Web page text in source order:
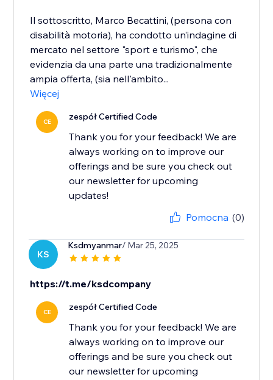
Il sottoscritto, Marco Becattini, (persona con
disabilità motoria), ha condotto un’indagine di
mercato nel settore "sport e turismo", che
evidenzia da una parte una tradizionalmente
ampia offerta, (sia nell'ambito...
Więcej
CE zespół Certified Code
Thank you for your feedback! We are
always working on to improve our
offerings and be sure you check out
our newsletter for upcoming
updates!
Pomocna (0)
KS
Ksdmyanmar/ Mar 25, 2025
https://t.me/ksdcompany
CE zespół Certified Code
Thank you for your feedback! We are
always working on to improve our
offerings and be sure you check out
our newsletter for upcoming